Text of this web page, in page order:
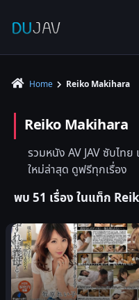
Home Reiko Makihara
Reiko Makihara
รวมหนัง AV JAV ซับไ
ใหม่ล่าสุด ดูฟรีทุกเรื่อง
พบ 51 เรื่อง ในแท็ก